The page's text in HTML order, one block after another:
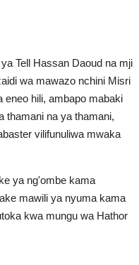
Tell Hassan Daoud na mji
wa mawazo nchini Misri
eneo hili, ambapo mabaki
thamani na ya thamani,
vilifunuliwa mwaka
ya ng'ombe kama
mawili ya nyuma kama
kwa mungu wa Hathor